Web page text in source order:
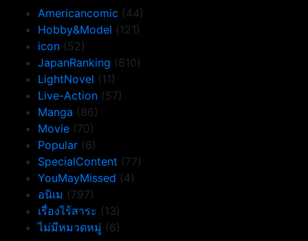
Americancomic (44)
Hobby&Model (121)
icon (52)
JapanRanking (810)
LightNovel (11)
Live-Action (57)
Manga (86)
Movie (70)
Popular (6)
SpecialContent (77)
YouMayMissed (4)
อนิเม (797)
เรื่องไร้สาระ (13)
ไม่มีหมวดหมู่ (6)